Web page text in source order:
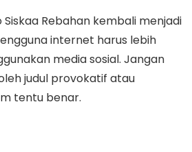
Siskaa Rebahan kembali menjadi
internet harus lebih
media sosial. Jangan
judul provokatif atau
tentu benar.